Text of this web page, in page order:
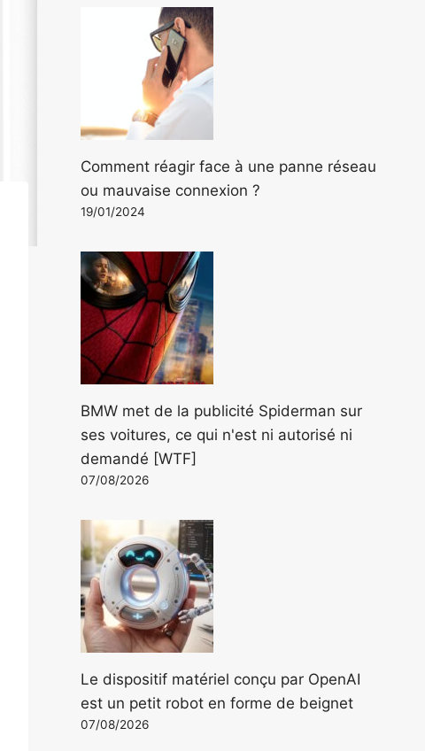
Comment réagir face à une panne réseau
ou mauvaise connexion ?
19/01/2024
BMW met de la publicité Spiderman sur
ses voitures, ce qui n'est ni autorisé ni
demandé [WTF]
07/08/2026
Le dispositif matériel conçu par OpenAI
est un petit robot en forme de beignet
07/08/2026